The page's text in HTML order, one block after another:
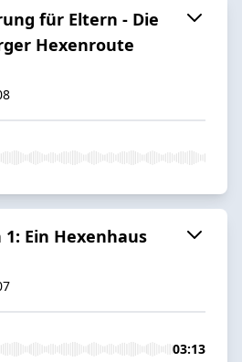
für Eltern - Die
Hexenroute
Ein Hexenhaus
03:13